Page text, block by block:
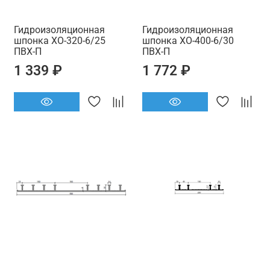
Гидроизоляционная
шпонка ХО-320-6/25
ПВХ-П
1 339 ₽
Гидроизоляционная
шпонка ХО-400-6/30
ПВХ-П
1 772 ₽